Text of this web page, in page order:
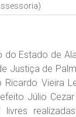
do Estado de
Justiça de
Ricardo Vieira
Júlio
livres